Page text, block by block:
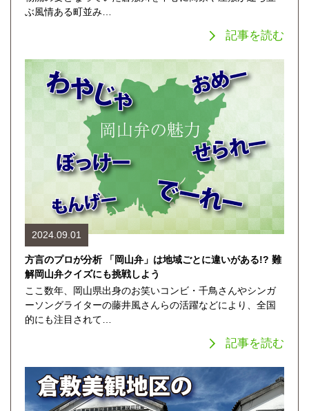
ぶ風情ある町並み…
記事を読む
2024.09.01
方言のプロが分析 「岡山弁」は地域ごとに違いがある!? 難
解岡山弁クイズにも挑戦しよう
ここ数年、岡山県出身のお笑いコンビ・千鳥さんやシンガ
ーソングライターの藤井風さんらの活躍などにより、全国
的にも注目されて…
記事を読む